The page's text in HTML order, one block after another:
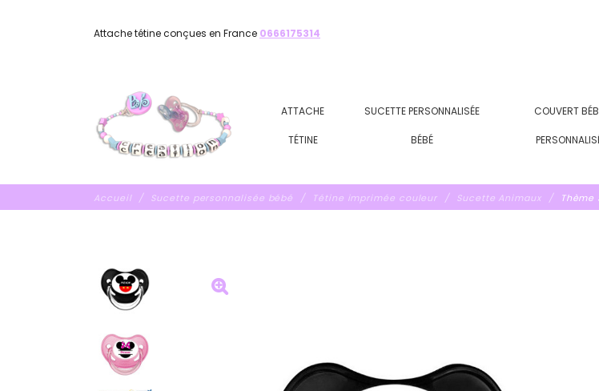
Attache tétine conçues en France 0666175314
ATTACHE
TÉTINE
SUCETTE PERSONNALISÉE
BÉBÉ
COUVERT
Accueil Sucette personnalisée bébé Tétine imprimée couleur Sucette Animaux